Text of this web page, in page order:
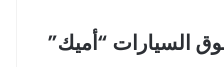
السيارات “أميك”